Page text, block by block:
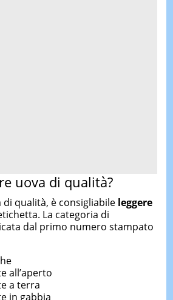
uova di qualità?
di qualità, è consigliabile leggere
La categoria di
dal primo numero stampato
all’aperto
a terra
in gabbia